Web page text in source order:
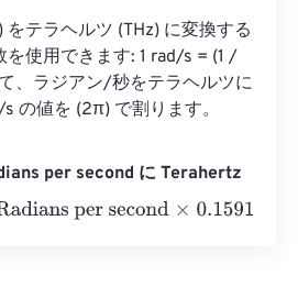
テラヘルツ (THz) に変換する
を使用できます: 1 rad/s = (1 /
、ラジアン/秒をテラヘルツに
の値を (2π) で割ります。
per second に Terahertz
per second×0.1591549430919